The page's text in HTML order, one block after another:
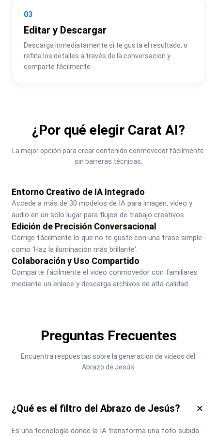
03
Editar y Descargar
Descarga inmediatamente si te gusta el resultado, o
refina los detalles a través de la conversación y
comparte fácilmente.
¿Por qué elegir Carat AI?
La mejor opción para crear contenido conmovedor fácilmente
sin barreras técnicas.
Entorno Creativo de IA Integrado
Accede a más de 30 modelos de IA para imagen, video y
audio en un solo lugar para flujos de trabajo creativos.
Edición de Precisión Conversacional
Corrige fácilmente lo que no te guste con una frase simple
como 'Haz la iluminación más brillante'.
Colaboración y Uso Compartido
Comparte fácilmente el video conmovedor con familiares
mediante un enlace y descarga archivos de alta calidad.
Preguntas Frecuentes
Encuentra respuestas sobre la generación de videos del
Abrazo de Jesús.
¿Qué es el filtro del Abrazo de Jesús? ×
Es una tecnología donde la IA transforma una foto subida